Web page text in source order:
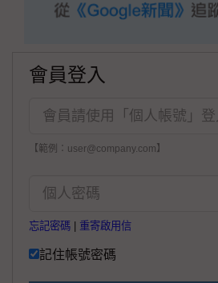
會員登入
【範例：user@company.com】
忘記密碼 重寄啟用信
記住帳號密碼